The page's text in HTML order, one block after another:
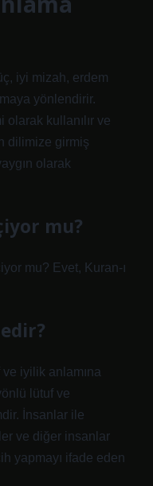
iyi mizah, erdem
yönlendirir.
olarak kullanılır ve
dilimize girmiş
olarak
mu?
mu? Evet, Kuran-ı
ve iyilik anlamına
lütuf ve
İnsanlar ile
ve diğer insanlar
yapmayı ifade eden